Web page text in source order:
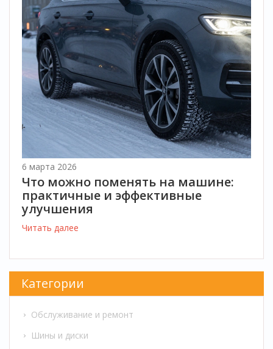
6 марта 2026
Что можно поменять на машине:
практичные и эффективные
улучшения
Читать далее
Категории
Обслуживание и ремонт
Шины и диски